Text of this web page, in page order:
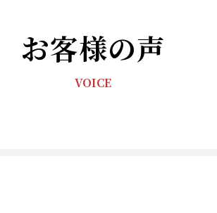
お客様の声
VOICE